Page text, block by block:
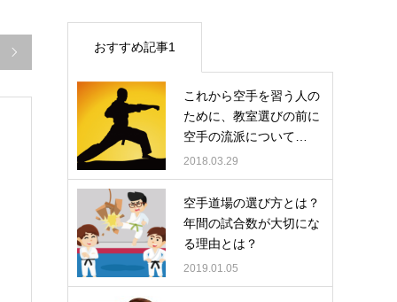
 おすすめ記事1
これから空手を習う人の
ために、教室選びの前に
空手の流派について…
2018.03.29
空手道場の選び方とは？
年間の試合数が大切にな
る理由とは？
2019.01.05